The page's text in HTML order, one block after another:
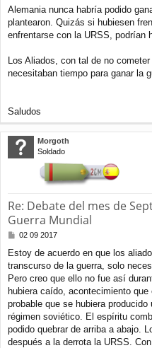
Alemania nunca habría podido
plantearon. Quizás si hubiesen
enfrentarse con la URSS, podrían
Los Aliados, con tal de no
necesitaban tiempo para ganar la
Saludos
Morgoth
Soldado
Re: Debate del mes de
Guerra Mundial
M
n
s
a
j
02 09 2017
Estoy de acuerdo en que los
transcurso de la guerra, solo
Pero creo que ello no fue así
hubiera caído, acontecimiento
probable que se hubiera
régimen soviético. El espíritu
podido quebrar de arriba a abajo.
después a la derrota la URSS.